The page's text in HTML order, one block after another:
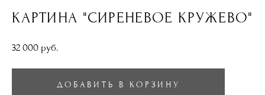
КАРТИНА "СИРЕНЕВОЕ КРУЖЕВО"
32 000 pуб.
ДОБАВИТЬ В КОРЗИНУ